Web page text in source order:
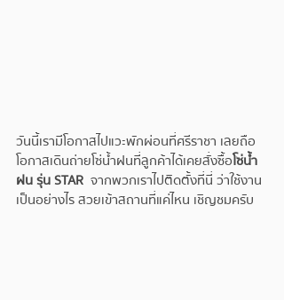
วันนี้เรามีโอกาสไปแวะพักผ่อนที่ศรีราชา เลยถือ
โอกาสเดินถ่ายโซ่น้ำฝนที่ลูกค้าได้เคยสั่งซื้อโซ่น้ำ
ฝน รุ่น STAR จากพวกเราไปติดตั้งที่นี่ ว่าใช้งาน
เป็นอย่างไร สวยเข้าสถานที่แค่ไหน เชิญชมครับ